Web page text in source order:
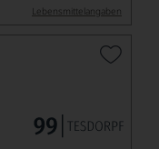
Lebensmittel­angaben